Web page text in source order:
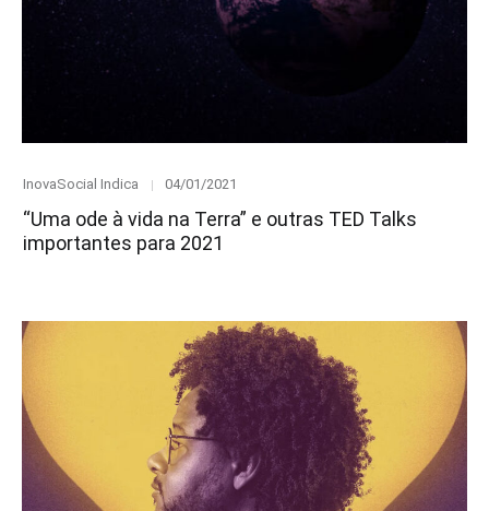
Category
InovaSocial Indica
Posted
04/01/2021
“Uma ode à vida na Terra” e outras TED Talks
importantes para 2021